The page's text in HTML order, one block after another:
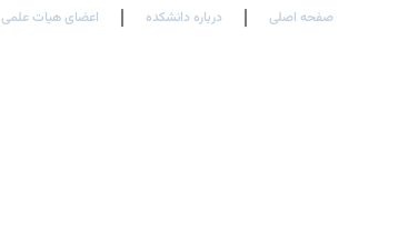
صفحه اصلی درباره دانشکده اعضای هیات علمی